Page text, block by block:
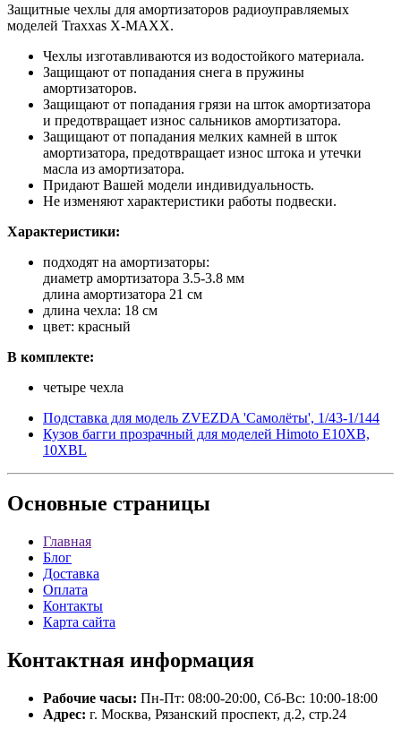
Защитные чехлы для амортизаторов радиоуправляемых
моделей Traxxas X-MAXX.
Чехлы изготавливаются из водостойкого материала.
Защищают от попадания снега в пружины
амортизаторов.
Защищают от попадания грязи на шток амортизатора
и предотвращает износ сальников амортизатора.
Защищают от попадания мелких камней в шток
амортизатора, предотвращает износ штока и утечки
масла из амортизатора.
Придают Вашей модели индивидуальность.
Не изменяют характеристики работы подвески.
Характеристики:
подходят на амортизаторы:
диаметр амортизатора 3.5-3.8 мм
длина амортизатора 21 см
длина чехла: 18 см
цвет: красный
В комплекте:
четыре чехла
Подставка для модель ZVEZDA 'Самолёты', 1/43-1/144
Кузов багги прозрачный для моделей Himoto E10XB,
10XBL
Основные страницы
Главная
Блог
Доставка
Оплата
Контакты
Карта сайта
Контактная информация
Рабочие часы: Пн-Пт: 08:00-20:00, Сб-Вс: 10:00-18:00
Адрес: г. Москва, Рязанский проспект, д.2, стр.24